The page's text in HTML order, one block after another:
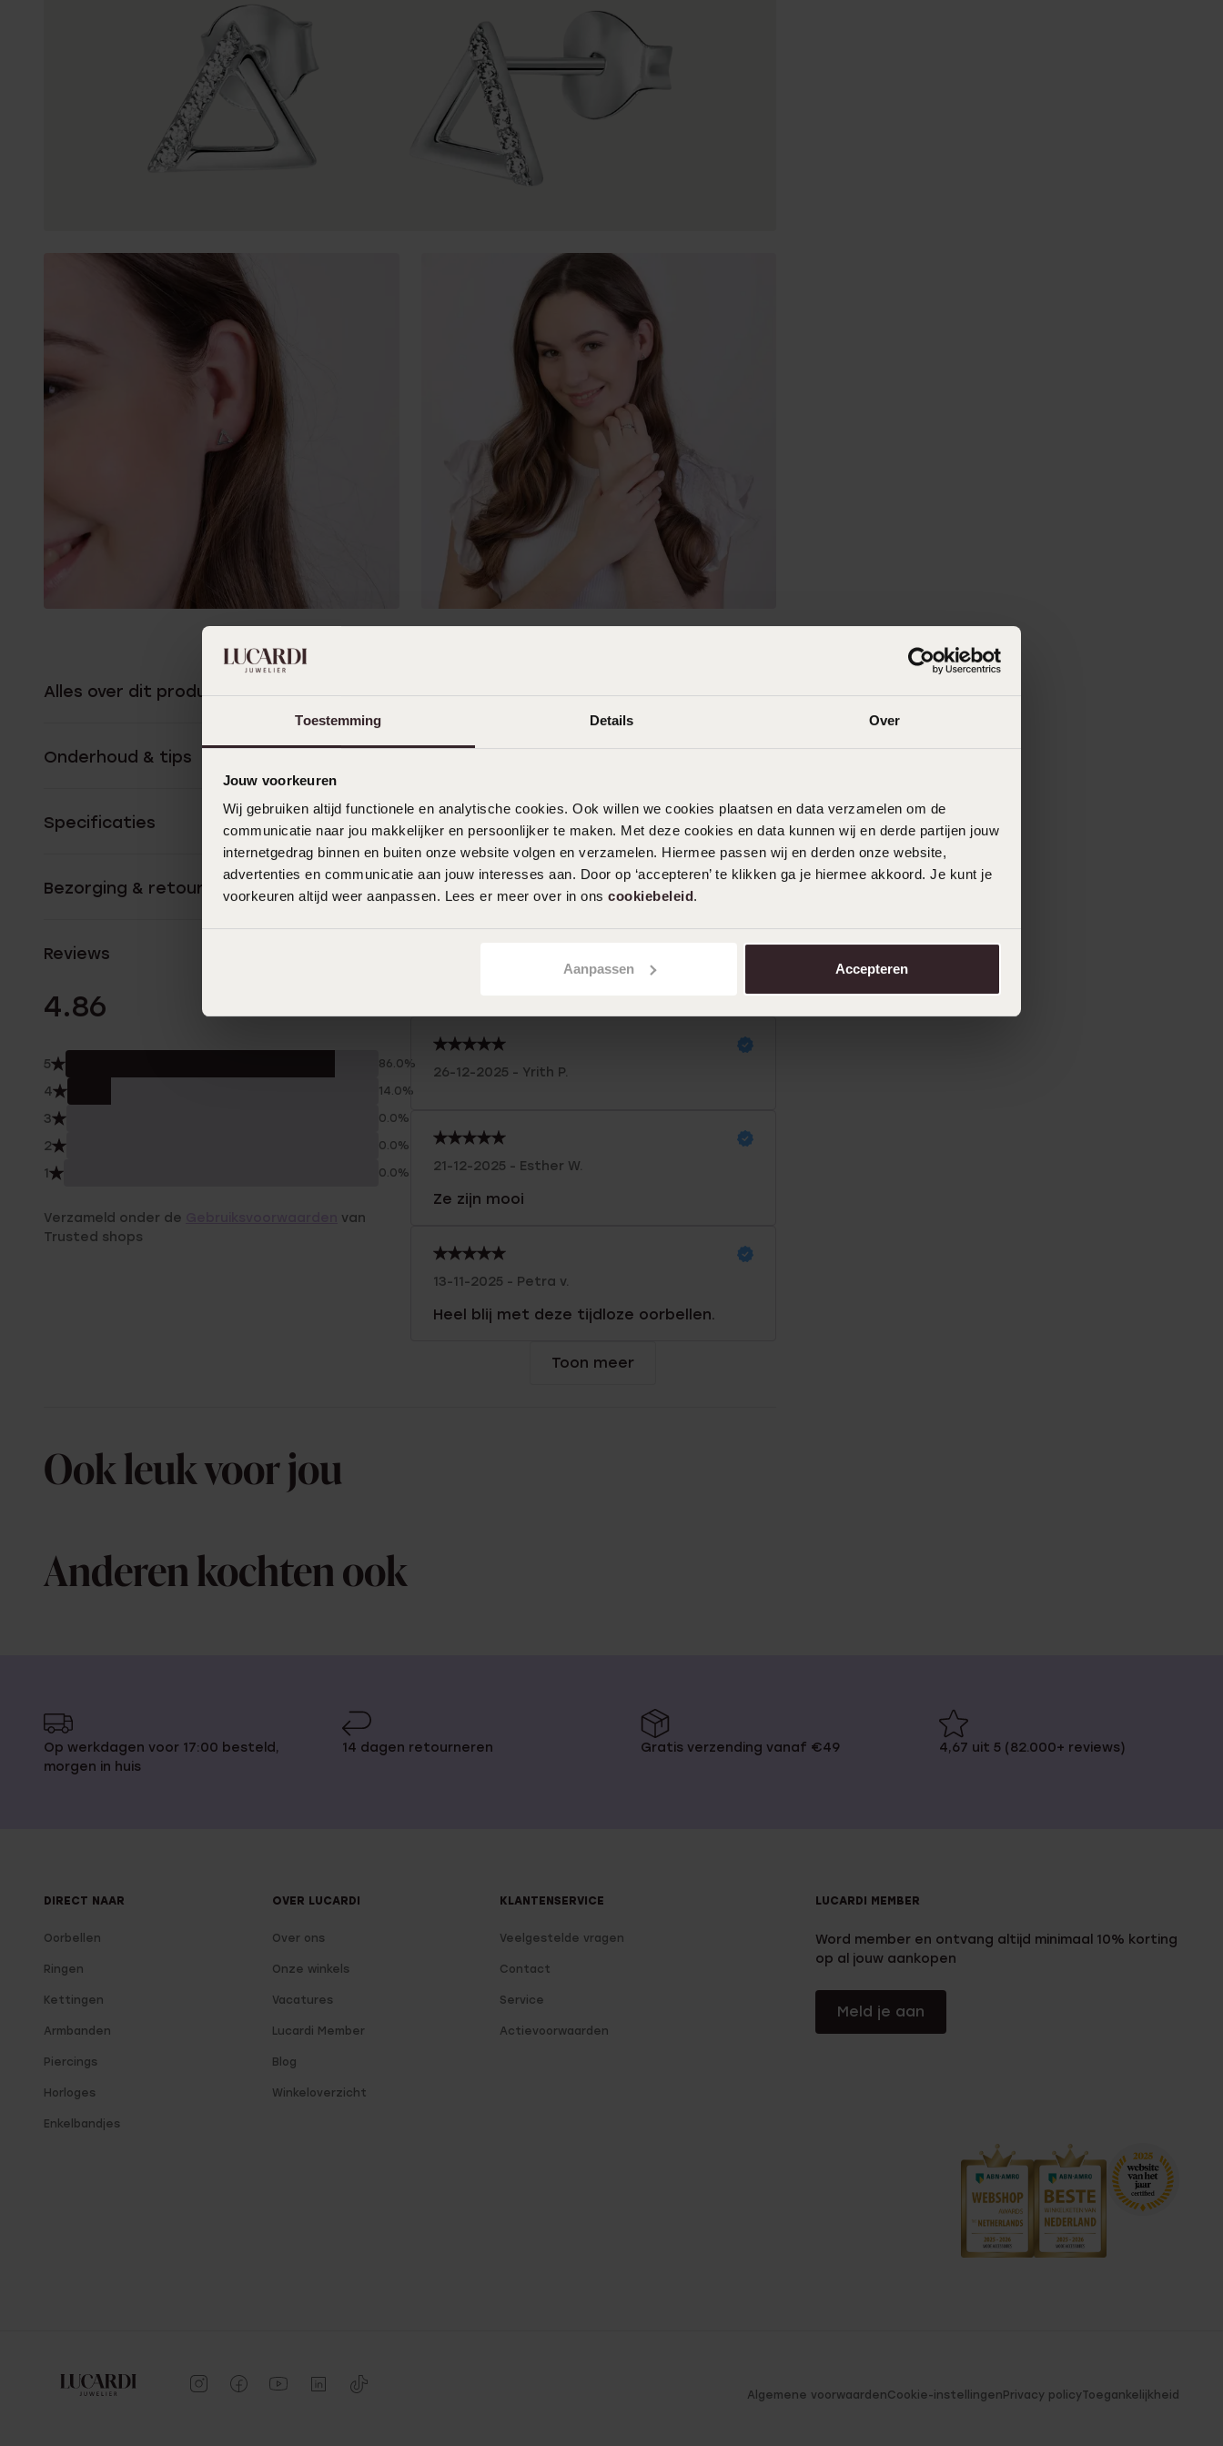
Toestemming Details Over
Jouw voorkeuren
Wij gebruiken altijd functionele en analytische cookies. Ook willen we cookies plaatsen en data verzamelen om de
communicatie naar jou makkelijker en persoonlijker te maken. Met deze cookies en data kunnen wij en derde partijen jouw
internetgedrag binnen en buiten onze website volgen en verzamelen. Hiermee passen wij en derden onze website,
advertenties en communicatie aan jouw interesses aan. Door op ‘accepteren’ te klikken ga je hiermee akkoord. Je kunt je
voorkeuren altijd weer aanpassen. Lees er meer over in ons cookiebeleid.
Aanpassen Accepteren
Alles over dit product
Onderhoud & tips
Specificaties
Bezorging & retourneren
Reviews
4.86
5 86.0%
4 14.0%
3 0.0%
2 0.0%
1 0.0%
Verzameld onder de
van
Trusted shops
26-12-2025 - Yrith P.
21-12-2025 - Esther W.
Ze zijn mooi
13-11-2025 - Petra v.
Heel blij met deze tijdloze oorbellen.
Toon meer
Ook leuk voor jou
Anderen kochten ook
Op werkdagen voor 17:00 besteld,
morgen in huis
14 dagen retourneren Gratis verzending vanaf €49 4,67 uit 5 (82.000+ reviews)
DIRECT NAAR
Oorbellen
Ringen
Kettingen
Armbanden
Piercings
Horloges
Enkelbandjes
OVER LUCARDI
Over ons
Onze winkels
Vacatures
Lucardi Member
Blog
Winkeloverzicht
KLANTENSERVICE
Veelgestelde vragen
Contact
Service
Actievoorwaarden
LUCARDI MEMBER
Word member en ontvang altijd minimaal 10% korting
op al jouw aankopen
Meld je aan
Algemene voorwaardenCookie-instellingenPrivacy policyToegankelijkheid